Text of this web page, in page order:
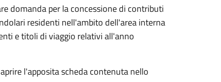
domanda per la concessione di contributi
residenti nell'ambito dell'area interna
e titoli di viaggio relativi all'anno
l'apposita scheda contenuta nello